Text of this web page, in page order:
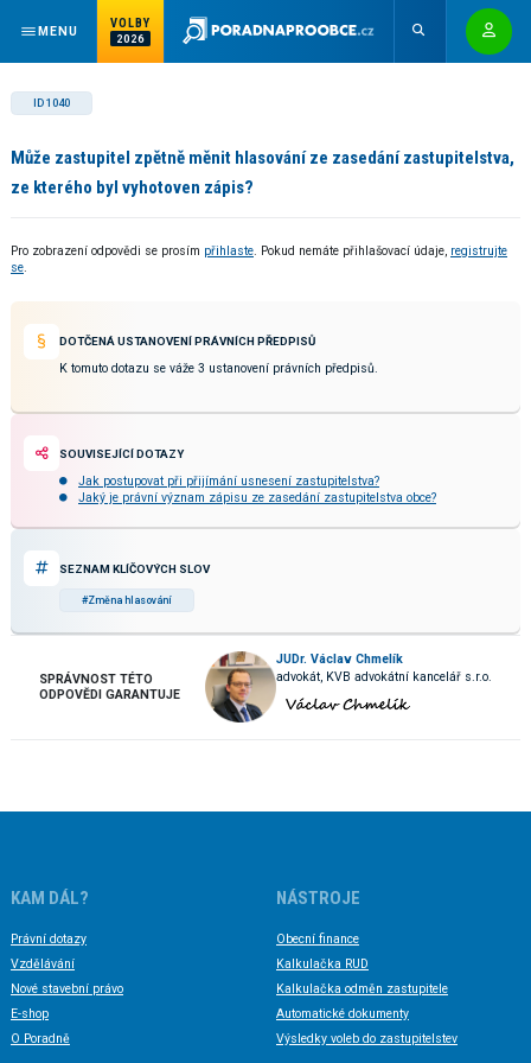
MENU
VOLBY
2026
ID 1040
Může zastupitel zpětně měnit hlasování ze zasedání zastupitelstva,
ze kterého byl vyhotoven zápis?
Pro zobrazení odpovědi se prosím přihlaste. Pokud nemáte přihlašovací údaje, registrujte
se.
DOTČENÁ USTANOVENÍ PRÁVNÍCH PŘEDPISŮ
K tomuto dotazu se váže 3 ustanovení právních předpisů.
SOUVISEJÍCÍ DOTAZY
Jak postupovat při přijímání usnesení zastupitelstva?
Jaký je právní význam zápisu ze zasedání zastupitelstva obce?
SEZNAM KLÍČOVÝCH SLOV
#Změna hlasování
SPRÁVNOST TÉTO
ODPOVĚDI GARANTUJE
JUDr. Václav Chmelík
advokát, KVB advokátní kancelář s.r.o.
KAM DÁL?
Právní dotazy
Vzdělávání
Nové stavební právo
E-shop
O Poradně
NÁSTROJE
Obecní finance
Kalkulačka RUD
Kalkulačka odměn zastupitele
Automatické dokumenty
Výsledky voleb do zastupitelstev